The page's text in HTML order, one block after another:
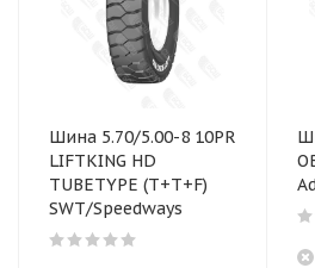
Шина 5.70/5.00-8 10PR
LIFTKING HD
TUBETYPE (Т+Т+F)
SWT/Speedways